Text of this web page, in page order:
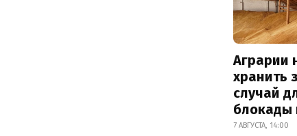
Аграрии
хранить
случай
блокады
7 АВГУСТА, 14:00